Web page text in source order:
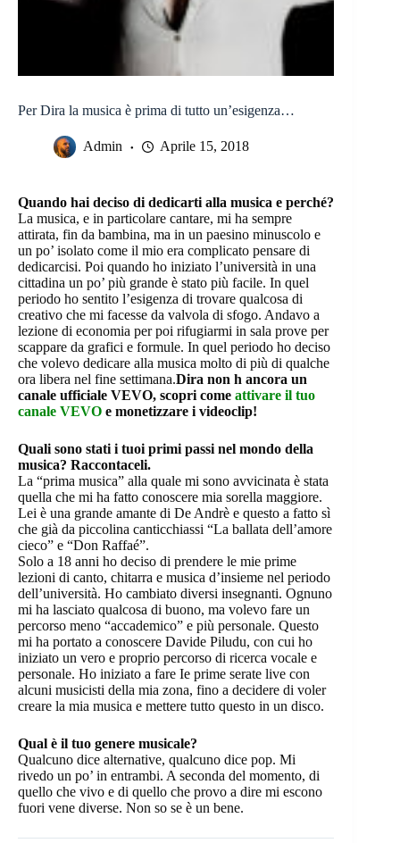
Per Dira la musica è prima di tutto un’esigenza…
Admin Aprile 15, 2018
Quando hai deciso di dedicarti alla musica e perché?
La musica, e in particolare cantare, mi ha sempre
attirata, fin da bambina, ma in un paesino minuscolo e
un po’ isolato come il mio era complicato pensare di
dedicarcisi. Poi quando ho iniziato l’università in una
cittadina un po’ più grande è stato più facile. In quel
periodo ho sentito l’esigenza di trovare qualcosa di
creativo che mi facesse da valvola di sfogo. Andavo a
lezione di economia per poi rifugiarmi in sala prove per
scappare da grafici e formule. In quel periodo ho deciso
che volevo dedicare alla musica molto di più di qualche
ora libera nel fine settimana.Dira non h ancora un
canale ufficiale VEVO, scopri come attivare il tuo
canale VEVO e monetizzare i videoclip!
Quali sono stati i tuoi primi passi nel mondo della
musica? Raccontaceli.
La “prima musica” alla quale mi sono avvicinata è stata
quella che mi ha fatto conoscere mia sorella maggiore.
Lei è una grande amante di De Andrè e questo a fatto sì
che già da piccolina canticchiassi “La ballata dell’amore
cieco” e “Don Raffaé”.
Solo a 18 anni ho deciso di prendere le mie prime
lezioni di canto, chitarra e musica d’insieme nel periodo
dell’università. Ho cambiato diversi insegnanti. Ognuno
mi ha lasciato qualcosa di buono, ma volevo fare un
percorso meno “accademico” e più personale. Questo
mi ha portato a conoscere Davide Piludu, con cui ho
iniziato un vero e proprio percorso di ricerca vocale e
personale. Ho iniziato a fare Ie prime serate live con
alcuni musicisti della mia zona, fino a decidere di voler
creare la mia musica e mettere tutto questo in un disco.
Qual è il tuo genere musicale?
Qualcuno dice alternative, qualcuno dice pop. Mi
rivedo un po’ in entrambi. A seconda del momento, di
quello che vivo e di quello che provo a dire mi escono
fuori vene diverse. Non so se è un bene.